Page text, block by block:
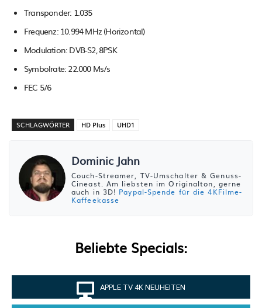
Transponder: 1.035
Frequenz: 10.994 MHz (Horizontal)
Modulation: DVB-S2, 8PSK
Symbolrate: 22.000 Ms/s
FEC 5/6
SCHLAGWÖRTER HD Plus UHD1
Dominic Jahn
Couch-Streamer, TV-Umschalter & Genuss-
Cineast. Am liebsten im Originalton, gerne
auch in 3D! Paypal-Spende für die 4KFilme-
Kaffeekasse
Beliebte Specials:
APPLE TV 4K NEUHEITEN